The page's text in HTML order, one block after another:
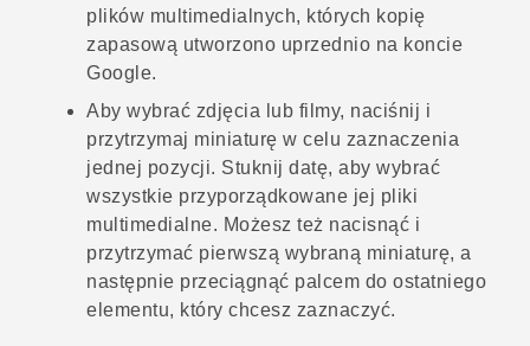
plików multimedialnych, których kopię
zapasową utworzono uprzednio na koncie
Google.
Aby wybrać zdjęcia lub filmy, naciśnij i
przytrzymaj miniaturę w celu zaznaczenia
jednej pozycji. Stuknij datę, aby wybrać
wszystkie przyporządkowane jej pliki
multimedialne. Możesz też nacisnąć i
przytrzymać pierwszą wybraną miniaturę, a
następnie przeciągnąć palcem do ostatniego
elementu, który chcesz zaznaczyć.